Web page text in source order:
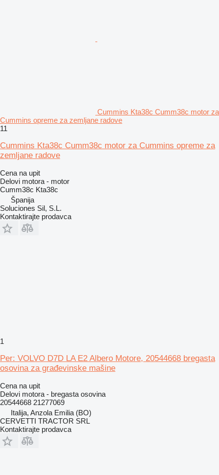
Cummins Kta38c Cumm38c motor za
Cummins opreme za zemljane radove
11
Cummins Kta38c Cumm38c motor za Cummins opreme za
zemljane radove
Cena na upit
Delovi motora - motor
Cumm38c Kta38c
Španija
Soluciones Sil, S.L.
Kontaktirajte prodavca
1
Per: VOLVO D7D LA E2 Albero Motore, 20544668 bregasta
osovina za građevinske mašine
Cena na upit
Delovi motora - bregasta osovina
20544668 21277069
Italija, Anzola Emilia (BO)
CERVETTI TRACTOR SRL
Kontaktirajte prodavca